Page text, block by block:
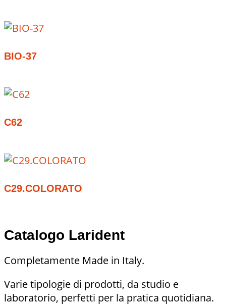
BIO-37
C62
C29.COLORATO
Catalogo Larident
Completamente Made in Italy.
Varie tipologie di prodotti, da studio e
laboratorio, perfetti per la pratica quotidiana.